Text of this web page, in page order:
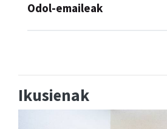
Odol-emaileak
Ikusienak